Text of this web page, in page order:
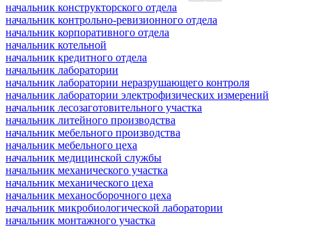
начальник конструкторского отдела
начальник контрольно-ревизионного отдела
начальник корпоративного отдела
начальник котельной
начальник кредитного отдела
начальник лаборатории
начальник лаборатории неразрушающего контроля
начальник лаборатории электрофизических измерений
начальник лесозаготовительного участка
начальник литейного производства
начальник мебельного производства
начальник мебельного цеха
начальник медицинской службы
начальник механического участка
начальник механического цеха
начальник механосборочного цеха
начальник микробиологической лаборатории
начальник монтажного участка